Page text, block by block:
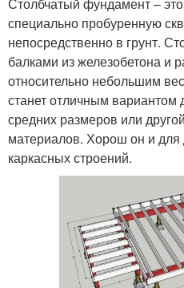
Столбчатый фундамент –
специально пробуренную
непосредственно в грунт.
балками из железобетона и
относительно небольшим
станет отличным вариантом
средних размеров или
материалов. Хорош он и
каркасных строений.